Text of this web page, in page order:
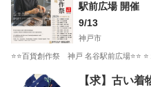
駅前広場 開催
9/13
神戸市
⭐️⭐️百貨創作祭 神戸 名谷駅前広場⭐️⭐️
兵庫 神戸市 フリーマーケット
【求】古い